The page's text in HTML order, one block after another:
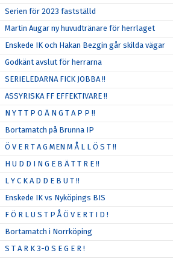
Serien för 2023 fastställd
Martin Augar ny huvudtränare för herrlaget
Enskede IK och Hakan Bezgin går skilda vägar
Godkänt avslut för herrarna
SERIELEDARNA FICK JOBBA !!
ASSYRISKA FF EFFEKTIVARE !!
N Y T T P O Ä N G T A P P !!
Bortamatch på Brunna IP
Ö V E R T A G MEN M Å L L Ö S T !!
H U D D I N G E B Ä T T R E !!
L Y C K A D D E B U T !!
Enskede IK vs Nyköpings BIS
F Ö R L U S T P Å Ö V E R T I D !
Bortamatch i Norrköping
S T A R K 3-0 S E G E R !